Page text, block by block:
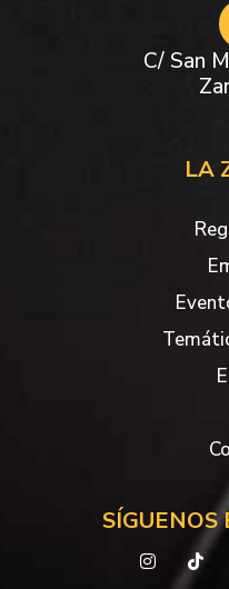
C/ San
LA
SÍGUENOS